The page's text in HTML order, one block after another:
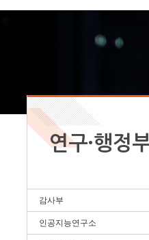
연구·행정
감사부
인공지능연구소